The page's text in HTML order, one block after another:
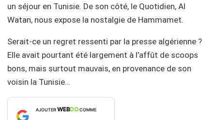
un séjour en Tunisie. De son côté, le Quotidien, Al
Watan, nous expose la nostalgie de Hammamet.
Serait-ce un regret ressenti par la presse algérienne ?
Elle avait pourtant été largement à l’affût de scoops
bons, mais surtout mauvais, en provenance de son
voisin la Tunisie…
AJOUTERWEBDOCOMME